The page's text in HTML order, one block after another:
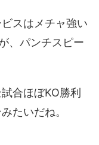
スはメチャ強い
、パンチスピー
合ほぼKO勝利
たいだね。